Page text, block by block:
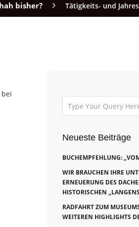
bisher? Tätigkeits- und
Neueste Beiträge
BUCHEMPFEHLUNG:
WIR BRAUCHEN IHRE
ERNEUERUNG DES
HISTORISCHEN
RADFAHRT ZUM
WEITEREN HIGHLIGHTS